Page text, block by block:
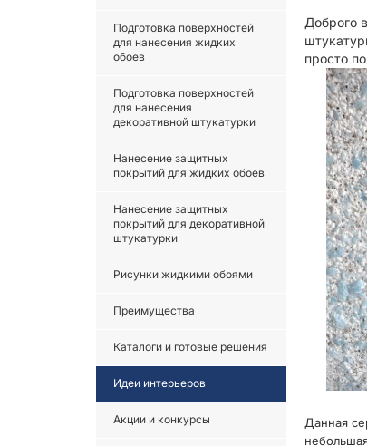
Подготовка поверхностей
для нанесения жидких
обоев
Подготовка поверхностей
для нанесения
декоративной штукатурки
Нанесение защитных
покрытий для жидких обоев
Нанесение защитных
покрытий для декоративной
штукатурки
Рисунки жидкими обоями
Преимущества
Каталоги и готовые решения
Идеи интерьеров
Акции и конкурсы
Доброго
просто
Данная